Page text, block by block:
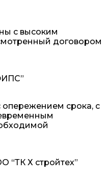
с высоким
договором
срока, с
“ТК Х стройтех”